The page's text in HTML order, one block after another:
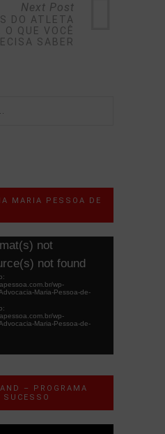
Next Post
DO ATLETA
QUE VOCÊ
SABER
MARIA PESSOA DE
not
not found
wp-
Maria-Pessoa-de-
wp-
Maria-Pessoa-de-
– PROGRAMA